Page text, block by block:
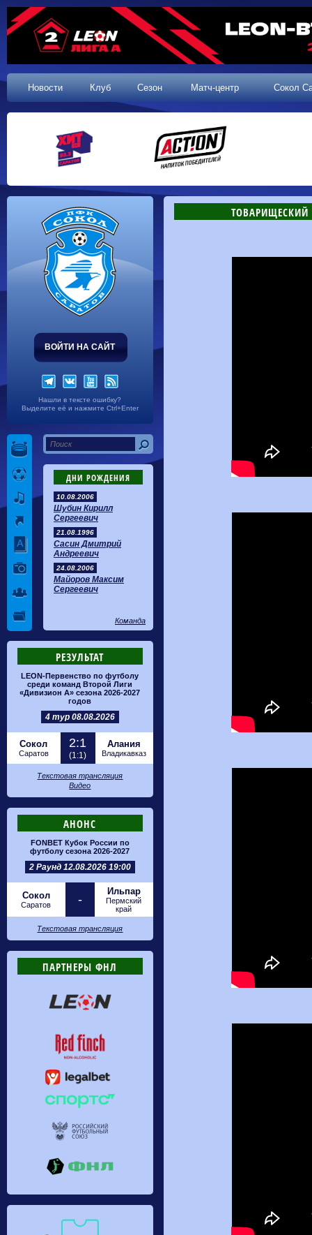
Новости Клуб Сезон Матч-центр Сокол
ВОЙТИ НА САЙТ
Нашли в тексте ошибку?
Выделите её и нажмите Ctrl+Enter
ДНИ РОЖДЕНИЯ
10.08.2006
Шубин Кирилл
Сергеевич
21.08.1996
Сасин Дмитрий
Андреевич
24.08.2006
Майоров Максим
Сергеевич
Команда
РЕЗУЛЬТАТ
LEON-Первенство по футболу
среди команд Второй Лиги
«Дивизион А» сезона 2026-2027
годов
4 тур 08.08.2026
Сокол
Саратов
2:1
(1:1)
Алания
Владикавказ
Текстовая трансляция
Видео
АНОНС
FONBET Кубок России по
футболу сезона 2026-2027
2 Раунд 12.08.2026 19:00
Сокол
Саратов -
Ильпар
Пермский
край
Текстовая трансляция
ПАРТНЕРЫ ФНЛ
ТОВАРИЩЕСКИЙ